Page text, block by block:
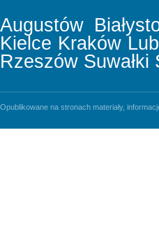
Augustów
Kielce Kraków
Rzeszów Suwałki
Opublikowane na stronach materiały,